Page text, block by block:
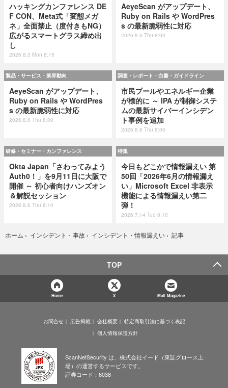
ハッキングカンファレンス DE
F CON、Meta式「変態メガ
ネ」全面禁止（度付きもNG）
広がるスマートグラス締め出
し
2026.8.3 Mon 8:15
AeyeScan がアップデート、
Ruby on Rails や WordPres
s の最新脆弱性に対応
2026.8.6 Thu 8:00
製品・サービス・業界動向
AeyeScan がアップデート、
Ruby on Rails や WordPres
s の最新脆弱性に対応
2026.8.6 Thu 8:00
調査・レポート・白書・ガイドライン
市民プールやエネルギー企業
が標的に ～ IPA が制御システ
ムの最新サイバーインシデン
ト事例を追加
2026.8.6 Thu 8:00
研修・セミナー・カンファレンス
Okta Japan「さわってみよう
Auth0！」を9月11日に大阪で
開催 ～ 初心者向けハンズオン
＆解説セッション
2026.8.6 Thu 8:10
特集
今日もどこかで情報漏えい 第
50回「2026年6月の情報漏え
い」Microsoft Excel 非表示
機能による情報漏えい第二
弾！
2026.7.14 Tue 8:10
ホーム › インシデント・事故 › インシデント・情報漏えい › 記事
TOP
Home X Mail Magazine
お問合せ 広告掲載 会社概要
特定商取引法に基づく表記
個人情報保護方針
ScanNetSecurity は、株式会社イード（東証グロース上
場）の運営するサービスです。
証券コード：6038